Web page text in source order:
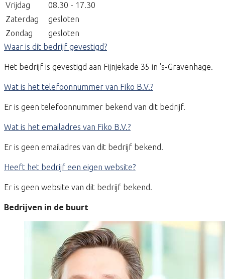
Vrijdag
08.30 - 17.30
Zaterdag
gesloten
Zondag
gesloten
Waar is dit bedrijf gevestigd?
Het bedrijf is gevestigd aan Fijnjekade 35 in 's-Gravenhage.
Wat is het telefoonnummer van Fiko B.V.?
Er is geen telefoonnummer bekend van dit bedrijf.
Wat is het emailadres van Fiko B.V.?
Er is geen emailadres van dit bedrijf bekend.
Heeft het bedrijf een eigen website?
Er is geen website van dit bedrijf bekend.
Bedrijven in de buurt